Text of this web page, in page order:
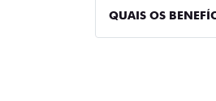
QUAIS OS